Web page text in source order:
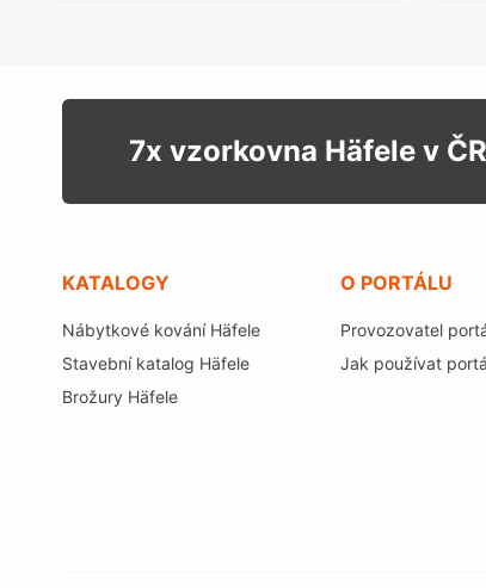
7x vzorkovna Häfele v ČR
KATALOGY
Nábytkové kování Häfele
Stavební katalog Häfele
Brožury Häfele
O PORTÁLU
Provozovatel
Jak používat